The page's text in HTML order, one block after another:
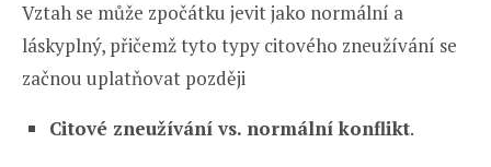
Vztah se může zpočátku jevit jako normální a
láskyplný, přičemž tyto typy citového zneužívání se
začnou uplatňovat později
Citové zneužívání vs. normální konflikt.